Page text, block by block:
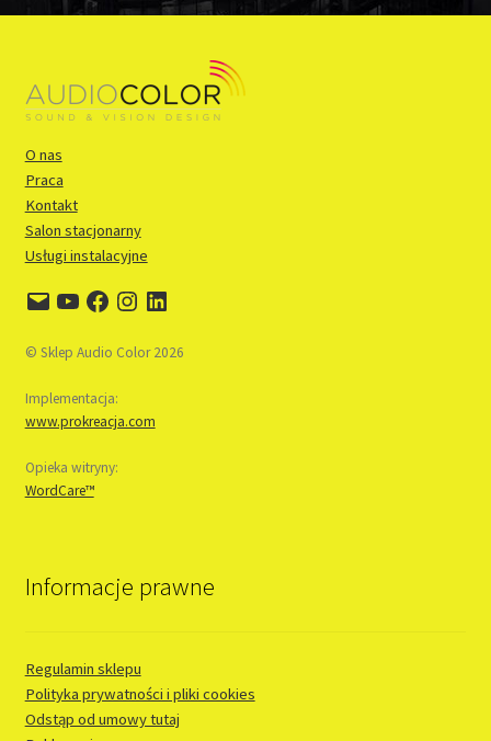
O nas
Praca
Kontakt
Salon stacjonarny
Usługi instalacyjne
E-
mail
YouTubeFacebook
Instagram
LinkedIn
© Sklep Audio Color 2026
Implementacja:
www.prokreacja.com
Opieka witryny:
WordCare™
Informacje prawne
Regulamin sklepu
Polityka prywatności i pliki cookies
Odstąp od umowy tutaj